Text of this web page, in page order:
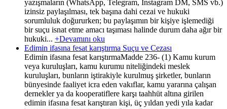
yazışmaların (WhatsApp, Telegram, Instagram DM, SMS vb.)
izinsiz paylaşılması, tek başına dahi cezai ve hukuki
sorumluluk doğururken; bu paylaşımın bir kişiye işlemediği
bir suçu isnat etme amacı taşıması halinde durum daha ağır bir
hukuki... +Devamını oku
Edimin ifasına fesat karıştırma Suçu ve Cezası
Edimin ifasına fesat karıştırmaMadde 236- (1) Kamu kurum
veya kuruluşları, kamu kurumu niteliğindeki meslek
kuruluşları, bunların iştirakiyle kurulmuş şirketler, bunların
bünyesinde faaliyet icra eden vakıflar, kamu yararına çalışan
dernekler ya da kooperatiflere karşı taahhüt altına girilen
edimin ifasına fesat karıştıran kişi, üç yıldan yedi yıla kadar